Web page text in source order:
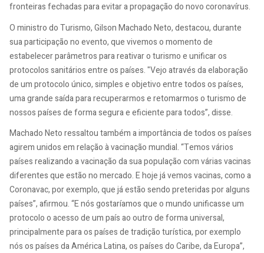
fronteiras fechadas para evitar a propagação do novo coronavírus.
O ministro do Turismo, Gilson Machado Neto, destacou, durante
sua participação no evento, que vivemos o momento de
estabelecer parâmetros para reativar o turismo e unificar os
protocolos sanitários entre os países. "Vejo através da elaboração
de um protocolo único, simples e objetivo entre todos os países,
uma grande saída para recuperarmos e retomarmos o turismo de
nossos países de forma segura e eficiente para todos”, disse.
Machado Neto ressaltou também a importância de todos os países
agirem unidos em relação à vacinação mundial. “Temos vários
países realizando a vacinação da sua população com várias vacinas
diferentes que estão no mercado. E hoje já vemos vacinas, como a
Coronavac, por exemplo, que já estão sendo preteridas por alguns
países”, afirmou. “E nós gostaríamos que o mundo unificasse um
protocolo o acesso de um país ao outro de forma universal,
principalmente para os países de tradição turística, por exemplo
nós os países da América Latina, os países do Caribe, da Europa”,